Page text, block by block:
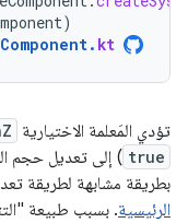
)
. kt
تؤدي المَعلمة الاختيارية
true ) إلى تعديل حجم
بطريقة مشابهة لطريقة
الرئيسية. بسبب طبيعة